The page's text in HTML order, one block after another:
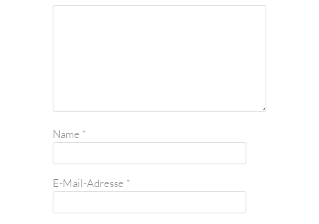
Name *
E-Mail-Adresse *